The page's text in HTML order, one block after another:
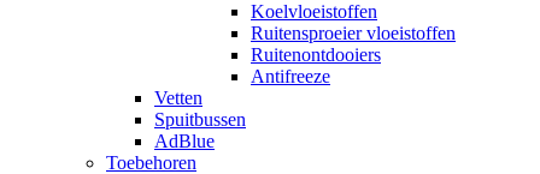
Koelvloeistoffen
Ruitensproeier vloeistoffen
Ruitenontdooiers
Antifreeze
Vetten
Spuitbussen
AdBlue
Toebehoren